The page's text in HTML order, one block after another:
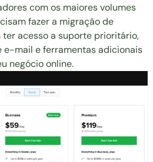
com os maiores volumes
fazer a migração de
acesso a suporte prioritário,
mail e ferramentas adicionais
negócio online.